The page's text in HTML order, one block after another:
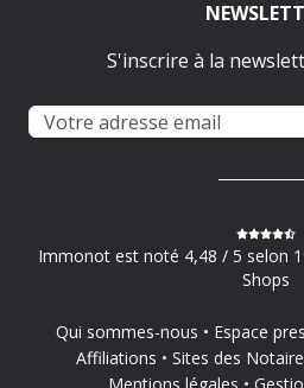
S'inscrire à la
Immonot est noté 4,48 / 5 selon
Shops
Qui sommes-nous Espace
Affiliations
Sites des
Mentions légales